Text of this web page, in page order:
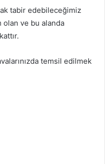
tabir edebileceğimiz
ve bu alanda
temsil edilmek